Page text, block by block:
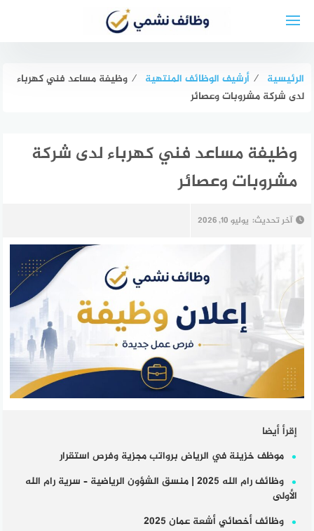
الرئيسية ⁄ أرشيف الوظائف المنتهية ⁄ وظيفة مساعد فني كهرباء
لدى شركة مشروبات وعصائر
وظيفة مساعد فني كهرباء لدى شركة
مشروبات وعصائر
آخر تحديث: يوليو 10, 2026
إقرأ أيضا
موظف خزينة في الرياض برواتب مجزية وفرص استقرار
وظائف رام الله 2025 | منسق الشؤون الرياضية – سرية رام الله
الأولى
وظائف أخصائي أشعة عمان 2025